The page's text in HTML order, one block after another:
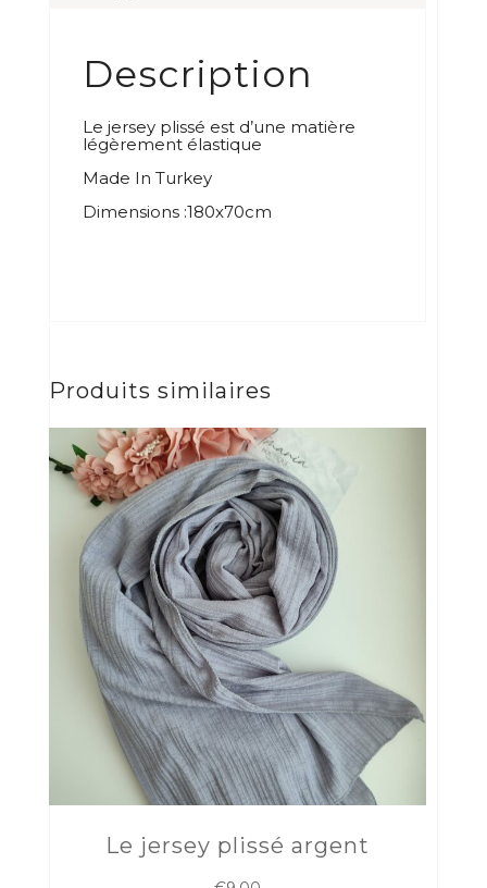
Description
Le jersey plissé est d’une matière
légèrement élastique
Made In Turkey
Dimensions :180x70cm
Produits similaires
Le jersey plissé argent